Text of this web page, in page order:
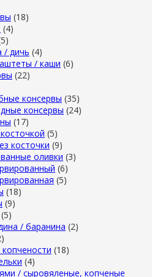
(18)
(4)
/ дичь (4)
/ каши (6)
(22)
консервы (35)
консервы (24)
(17)
(5)
косточки (9)
оливки (3)
(6)
(5)
(18)
(9)
(5)
/ баранина (2)
(18)
(4)
/ сыровяленые, копченые